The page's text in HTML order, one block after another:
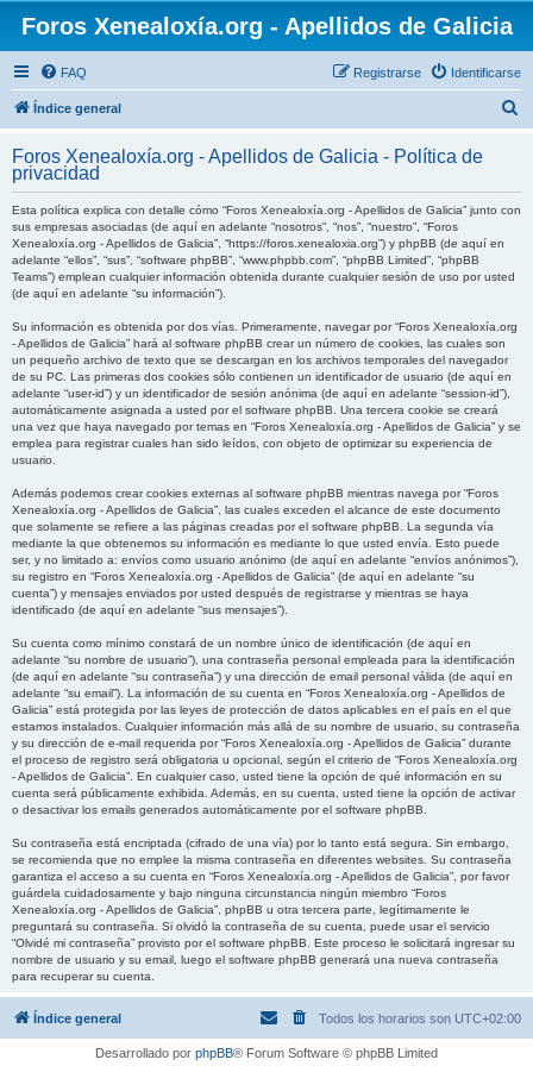
Foros Xenealoxía.org - Apellidos de Galicia
FAQ Identificarse
Registrarse
Índice general
c
Foros Xenealoxía.org - Apellidos de Galicia - Política de
privacidad
Esta política explica con detalle cómo “Foros Xenealoxía.org - Apellidos de Galicia” junto con
sus empresas asociadas (de aquí en adelante “nosotros”, “nos”, “nuestro”, “Foros
Xenealoxía.org - Apellidos de Galicia”, “https://foros.xenealoxia.org”) y phpBB (de aquí en
adelante “ellos”, “sus”, “software phpBB”, “www.phpbb.com”, “phpBB Limited”, “phpBB
Teams”) emplean cualquier información obtenida durante cualquier sesión de uso por usted
(de aquí en adelante “su información”).
Su información es obtenida por dos vías. Primeramente, navegar por “Foros Xenealoxía.org
- Apellidos de Galicia” hará al software phpBB crear un número de cookies, las cuales son
un pequeño archivo de texto que se descargan en los archivos temporales del navegador
de su PC. Las primeras dos cookies sólo contienen un identificador de usuario (de aquí en
adelante “user-id”) y un identificador de sesión anónima (de aquí en adelante “session-id”),
automáticamente asignada a usted por el software phpBB. Una tercera cookie se creará
una vez que haya navegado por temas en “Foros Xenealoxía.org - Apellidos de Galicia” y se
emplea para registrar cuales han sido leídos, con objeto de optimizar su experiencia de
usuario.
Además podemos crear cookies externas al software phpBB mientras navega por “Foros
Xenealoxía.org - Apellidos de Galicia”, las cuales exceden el alcance de este documento
que solamente se refiere a las páginas creadas por el software phpBB. La segunda vía
mediante la que obtenemos su información es mediante lo que usted envía. Esto puede
ser, y no limitado a: envíos como usuario anónimo (de aquí en adelante “envíos anónimos”),
su registro en “Foros Xenealoxía.org - Apellidos de Galicia” (de aquí en adelante “su
cuenta”) y mensajes enviados por usted después de registrarse y mientras se haya
identificado (de aquí en adelante “sus mensajes”).
Su cuenta como mínimo constará de un nombre único de identificación (de aquí en
adelante “su nombre de usuario”), una contraseña personal empleada para la identificación
(de aquí en adelante “su contraseña”) y una dirección de email personal válida (de aquí en
adelante “su email”). La información de su cuenta en “Foros Xenealoxía.org - Apellidos de
Galicia” está protegida por las leyes de protección de datos aplicables en el país en el que
estamos instalados. Cualquier información más allá de su nombre de usuario, su contraseña
y su dirección de e-mail requerida por “Foros Xenealoxía.org - Apellidos de Galicia” durante
el proceso de registro será obligatoria u opcional, según el criterio de “Foros Xenealoxía.org
- Apellidos de Galicia”. En cualquier caso, usted tiene la opción de qué información en su
cuenta será públicamente exhibida. Además, en su cuenta, usted tiene la opción de activar
o desactivar los emails generados automáticamente por el software phpBB.
Su contraseña está encriptada (cifrado de una vía) por lo tanto está segura. Sin embargo,
se recomienda que no emplee la misma contraseña en diferentes websites. Su contraseña
garantiza el acceso a su cuenta en “Foros Xenealoxía.org - Apellidos de Galicia”, por favor
guárdela cuidadosamente y bajo ninguna circunstancia ningún miembro “Foros
Xenealoxía.org - Apellidos de Galicia”, phpBB u otra tercera parte, legítimamente le
preguntará su contraseña. Si olvidó la contraseña de su cuenta, puede usar el servicio
“Olvidé mi contraseña” provisto por el software phpBB. Este proceso le solicitará ingresar su
nombre de usuario y su email, luego el software phpBB generará una nueva contraseña
para recuperar su cuenta.
Índice general Todos los horarios son UTC+02:00
Desarrollado por phpBB® Forum Software © phpBB Limited